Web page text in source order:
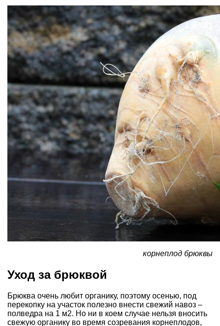
корнеплод брюквы
Уход за брюквой
Брюква очень любит органику, поэтому осенью, под
перекопку на участок полезно внести свежий навоз –
полведра на 1 м2. Но ни в коем случае нельзя вносить
свежую органику во время созревания корнеплодов,